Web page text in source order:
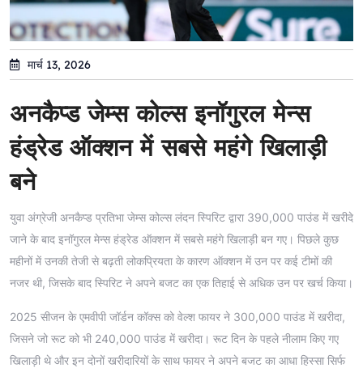
मार्च 13, 2026
अनकैप्ड जेम्स कोल्स इनॉगुरल मेन्स
हंड्रेड ऑक्शन में सबसे महंगे खिलाड़ी
बने
युवा अंग्रेजी अनकैप्ड प्रतिभा जेम्स कोल्स लंदन स्पिरिट द्वारा 390,000 पाउंड में खरीदे
जाने के बाद इनॉगुरल मेन्स हंड्रेड ऑक्शन में सबसे महंगे खिलाड़ी बन गए। पिछले कुछ
महीनों में उनकी तेजी से बढ़ती लोकप्रियता के कारण ऑक्शन में उन पर कई टीमों की
नजर थी, जिसके बाद स्पिरिट ने अपने बजट का एक तिहाई से अधिक उन पर खर्च किया।
2025 सीजन के एमवीपी जॉर्डन कॉक्स को वेल्श फायर ने 300,000 पाउंड में खरीदा,
जिसने जो रूट को भी 240,000 पाउंड में खरीदा। रूट दिन के पहले नीलाम किए गए
खिलाड़ी थे और इन दोनों खरीदारियों के साथ फायर ने अपने बजट का आधा हिस्सा सिर्फ